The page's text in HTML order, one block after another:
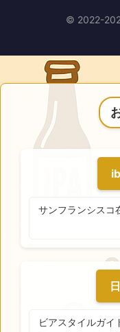
© 2022-
サンフランシスコ
ビアスタイルガイ